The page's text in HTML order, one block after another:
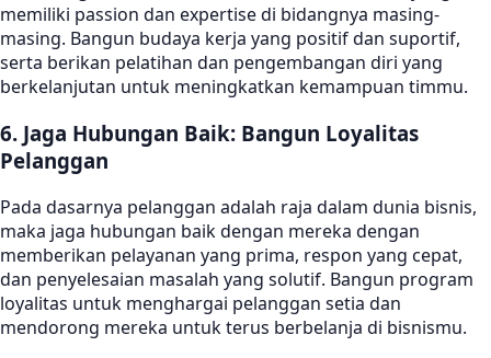
memiliki passion dan expertise di bidangnya masing-
masing. Bangun budaya kerja yang positif dan suportif,
serta berikan pelatihan dan pengembangan diri yang
berkelanjutan untuk meningkatkan kemampuan timmu.
6. Jaga Hubungan Baik: Bangun Loyalitas
Pelanggan
Pada dasarnya pelanggan adalah raja dalam dunia bisnis,
maka jaga hubungan baik dengan mereka dengan
memberikan pelayanan yang prima, respon yang cepat,
dan penyelesaian masalah yang solutif. Bangun program
loyalitas untuk menghargai pelanggan setia dan
mendorong mereka untuk terus berbelanja di bisnismu.